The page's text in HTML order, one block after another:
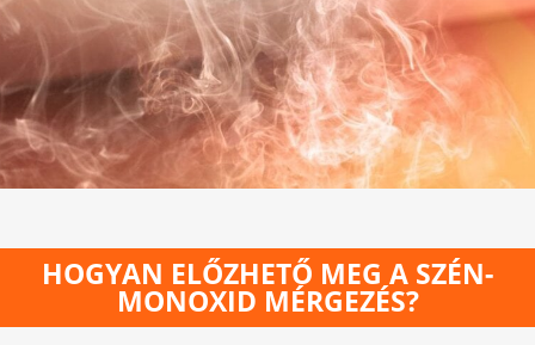
HOGYAN ELŐZHETŐ MEG A SZÉN-
MONOXID MÉRGEZÉS?